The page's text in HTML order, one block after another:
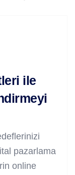
ile
pazarlama
online